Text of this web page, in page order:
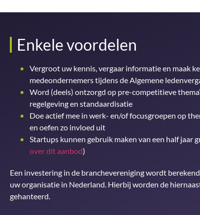
Enkele voordelen
Vergroot uw kennis, vergaar informatie en maak
medeondernemers tijdens de Algemene
Word (deels) ontzorgd op pre-competitieve
regelgeving en standaardisatie
Doe actief mee in werk- en/of focusgroepen op
en oefen zo invloed uit
Startups kunnen gebruik maken van een half jaar
over dit aanbod)
Een investering in de branchevereniging wordt
uw organisatie in Nederland. Hierbij worden de
gehanteerd.